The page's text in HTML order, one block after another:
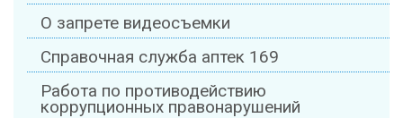
О запрете видеосъемки
Справочная служба аптек 169
Работа по противодействию
коррупционных правонарушений